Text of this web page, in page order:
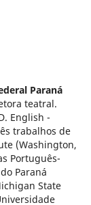
Paraná
teatral.
English -
trabalhos de
(Washington,
Português-
Paraná
State